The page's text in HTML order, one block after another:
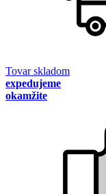
Tovar skladom
expedujeme
okamžite